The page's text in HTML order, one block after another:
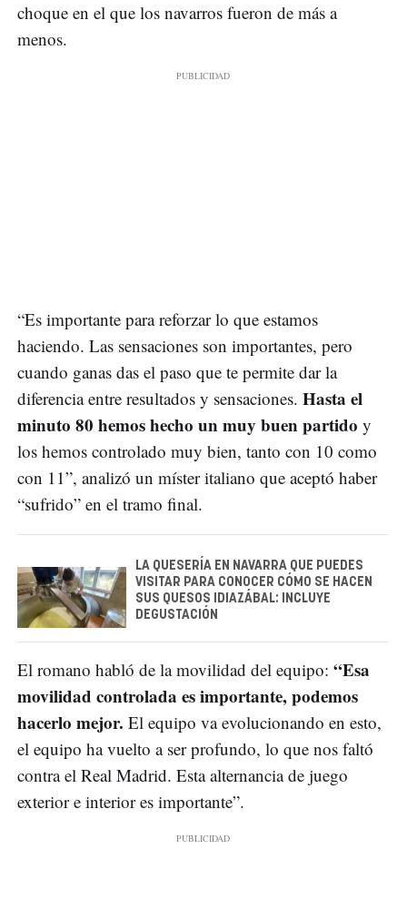
choque en el que los navarros fueron de más a
menos.
“Es importante para reforzar lo que estamos
haciendo. Las sensaciones son importantes, pero
cuando ganas das el paso que te permite dar la
diferencia entre resultados y sensaciones. Hasta el
minuto 80 hemos hecho un muy buen partido y
los hemos controlado muy bien, tanto con 10 como
con 11”, analizó un míster italiano que aceptó haber
“sufrido” en el tramo final.
LA QUESERÍA EN NAVARRA QUE PUEDES
VISITAR PARA CONOCER CÓMO SE HACEN
SUS QUESOS IDIAZÁBAL: INCLUYE
DEGUSTACIÓN
El romano habló de la movilidad del equipo: “Esa
movilidad controlada es importante, podemos
hacerlo mejor. El equipo va evolucionando en esto,
el equipo ha vuelto a ser profundo, lo que nos faltó
contra el Real Madrid. Esta alternancia de juego
exterior e interior es importante”.